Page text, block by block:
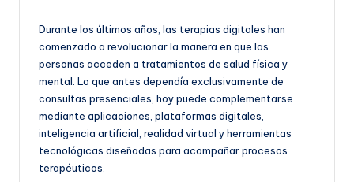
D
is
Durante los últimos años, las terapias digitales han
comenzado a revolucionar la manera en que las
personas acceden a tratamientos de salud física y
mental. Lo que antes dependía exclusivamente de
consultas presenciales, hoy puede complementarse
mediante aplicaciones, plataformas digitales,
inteligencia artificial, realidad virtual y herramientas
tecnológicas diseñadas para acompañar procesos
terapéuticos.